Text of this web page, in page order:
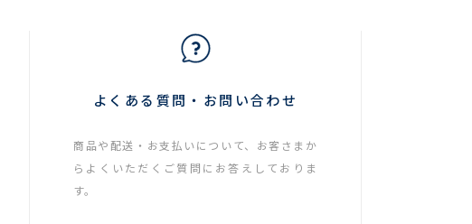
よくある質問・お問い合わせ
商品や配送・お支払いについて、お客さまか
らよくいただくご質問にお答えしておりま
す。